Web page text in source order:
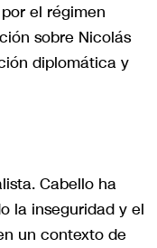
el régimen
sobre Nicolás
diplomática y
Cabello ha
la inseguridad y el
un contexto de